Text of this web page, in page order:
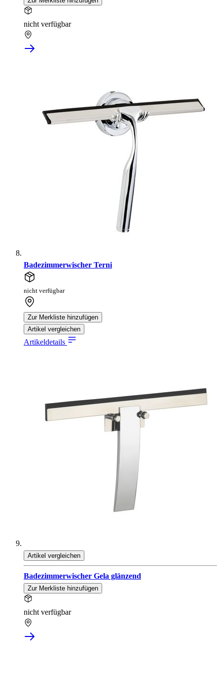
nicht verfügbar
Badezimmerwischer Terni
nicht verfügbar
Zur Merkliste hinzufügen
Artikel vergleichen
Artikeldetails
Artikel vergleichen
Badezimmerwischer Gela glänzend
Zur Merkliste hinzufügen
nicht verfügbar